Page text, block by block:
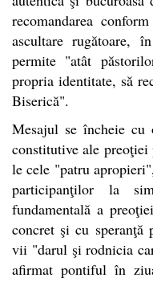
recomandarea
ascultare rugătoare,
permite "atât
propria identitate, să
Biserică".
Mesajul se încheie cu
constitutive ale preoţiei
le cele "patru
participanţilor la
fundamentală a
concret şi cu
vii "darul şi rodnicia
afirmat pontiful în